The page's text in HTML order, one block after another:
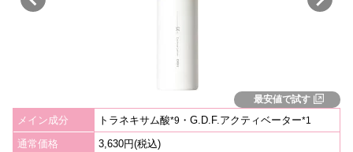
最安値で試す
メイン成分 トラネキサム酸*9 ・G.D.F.アクティベーター*1
通常価格
3,630円(税込)